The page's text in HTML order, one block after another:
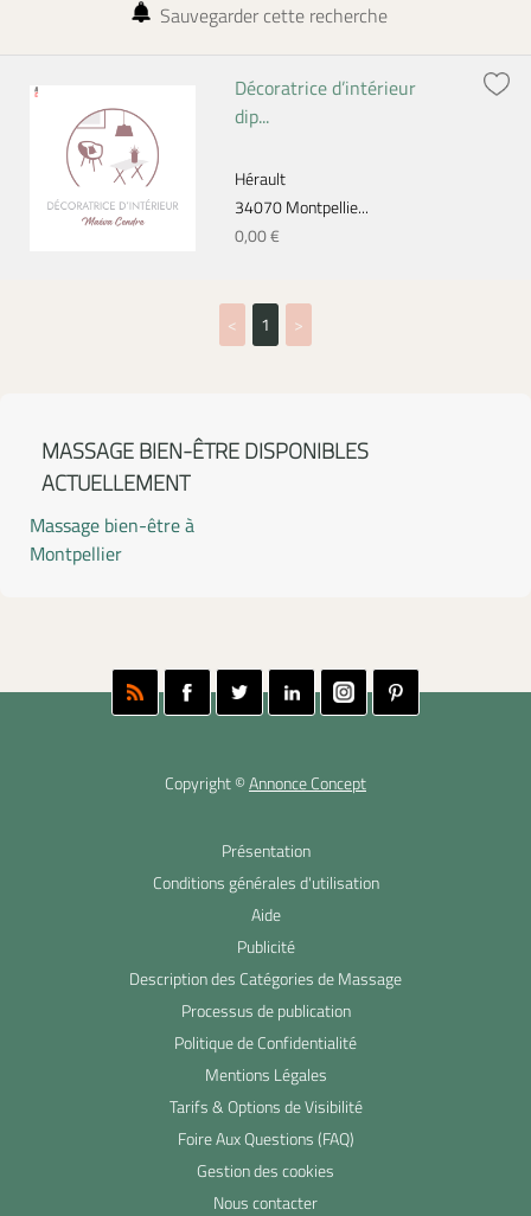
Sauvegarder cette recherche
Décoratrice d’intérieur
dip...
Hérault
34070 Montpellie...
0,00 €
< 1 >
MASSAGE BIEN-ÊTRE DISPONIBLES
ACTUELLEMENT
Massage bien-être à
Montpellier
Copyright ©Annonce Concept
Présentation
Conditions générales d'utilisation
Aide
Publicité
Description des Catégories de Massage
Processus de publication
Politique de Confidentialité
Mentions Légales
Tarifs & Options de Visibilité
Foire Aux Questions (FAQ)
Gestion des cookies
Nous contacter